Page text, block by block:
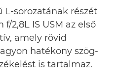
L-sorozatának részét
f/2,8L IS USM az első
amely rövid
hatékony szög-
is tartalmaz.